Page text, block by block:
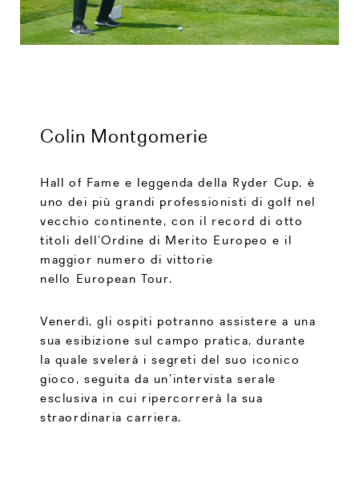
Colin Montgomerie
Hall of Fame e leggenda della Ryder Cup, è
uno dei più grandi professionisti di golf nel
vecchio continente, con il record di otto
titoli dell’Ordine di Merito Europeo e il
maggior numero di vittorie
nello European Tour.
Venerdì, gli ospiti potranno assistere a una
sua esibizione sul campo pratica, durante
la quale svelerà i segreti del suo iconico
gioco, seguita da un’intervista serale
esclusiva in cui ripercorrerà la sua
straordinaria carriera.